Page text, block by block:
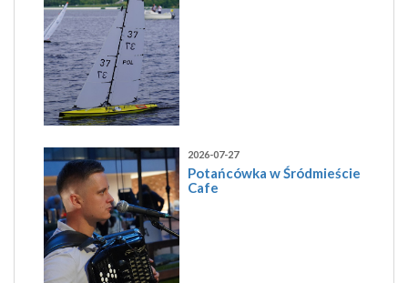
2026-07-27
Potańcówka w Śródmieście
Cafe